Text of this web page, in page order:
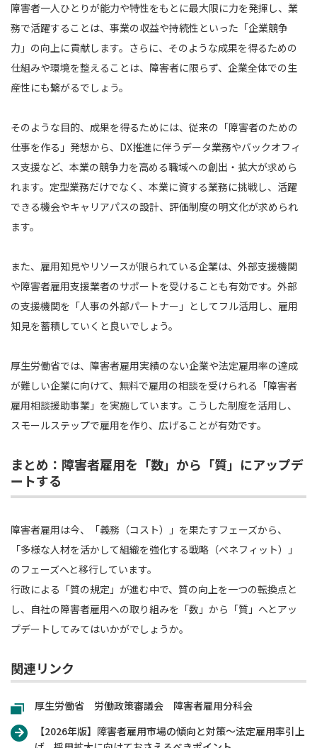
障害者一人ひとりが能力や特性をもとに最大限に力を発揮し、業
務で活躍することは、事業の収益や持続性といった「企業競争
力」の向上に貢献します。さらに、そのような成果を得るための
仕組みや環境を整えることは、障害者に限らず、企業全体での生
産性にも繋がるでしょう。
そのような目的、成果を得るためには、従来の「障害者のための
仕事を作る」発想から、DX推進に伴うデータ業務やバックオフィ
ス支援など、本業の競争力を高める職域への創出・拡大が求めら
れます。定型業務だけでなく、本業に資する業務に挑戦し、活躍
できる機会やキャリアパスの設計、評価制度の明文化が求められ
ます。
また、雇用知見やリソースが限られている企業は、外部支援機関
や障害者雇用支援業者のサポートを受けることも有効です。外部
の支援機関を「人事の外部パートナー」としてフル活用し、雇用
知見を蓄積していくと良いでしょう。
厚生労働省では、障害者雇用実績のない企業や法定雇用率の達成
が難しい企業に向けて、無料で雇用の相談を受けられる「障害者
雇用相談援助事業」を実施しています。こうした制度を活用し、
スモールステップで雇用を作り、広げることが有効です。
まとめ：障害者雇用を「数」から「質」にアップデ
ートする
障害者雇用は今、「義務（コスト）」を果たすフェーズから、
「多様な人材を活かして組織を強化する戦略（ベネフィット）」
のフェーズへと移行しています。
行政による「質の規定」が進む中で、質の向上を一つの転換点と
し、自社の障害者雇用への取り組みを「数」から「質」へとアッ
プデートしてみてはいかがでしょうか。
関連リンク
厚生労働省 労働政策審議会 障害者雇用分科会
【2026年版】障害者雇用市場の傾向と対策～法定雇用率引上